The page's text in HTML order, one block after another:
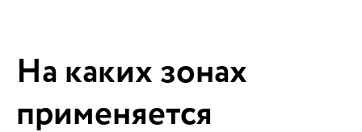
На каких зонах
применяется